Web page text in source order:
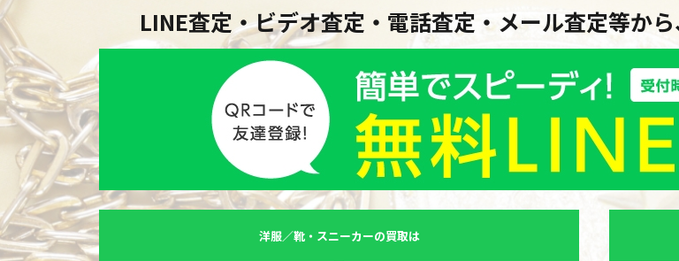
LINE査定・ビデオ査定・電話査定・メール査定等か
洋服／靴・スニーカーの買取は